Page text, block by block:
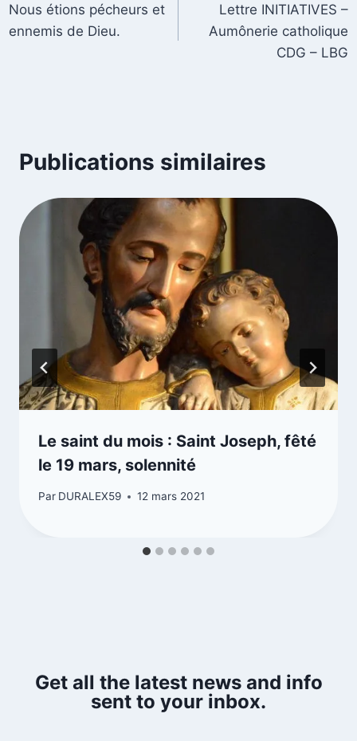
Nous étions pécheurs et
ennemis de Dieu.
Lettre INITIATIVES –
Aumônerie catholique
CDG – LBG
Publications similaires
Le saint du mois : Saint Joseph, fêté
le 19 mars, solennité
Par DURALEX59 12 mars 2021
Get all the latest news and info
sent to your inbox.